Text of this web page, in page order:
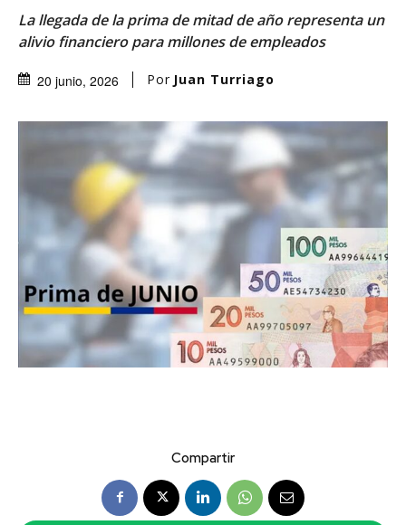
La llegada de la prima de mitad de año representa un
alivio financiero para millones de empleados
20 junio, 2026 Por Juan Turriago
Compartir